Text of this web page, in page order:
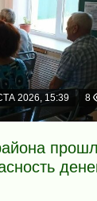
2026, 15:39 8